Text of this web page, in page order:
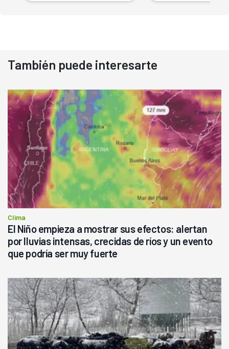
También puede interesarte
Clima
El Niño empieza a mostrar sus efectos: alertan
por lluvias intensas, crecidas de ríos y un evento
que podría ser muy fuerte